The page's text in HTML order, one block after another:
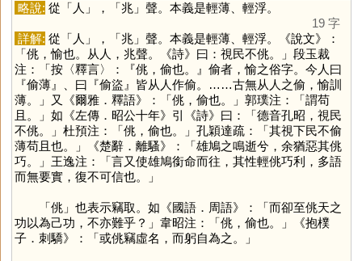
略說: 從「人 」，「兆」聲。本義是輕薄、輕浮。
19 字
詳解: 從「人 」，「兆」聲。本義是輕薄、輕浮。《說文》：
「佻，愉也。从人，兆聲。《詩》曰：視民不佻。」段玉裁
注：「按〈釋言〉：『佻，偷也。』偷者，愉之俗字。今人曰
『偷薄』、曰『偷盜』皆从人作偷。……古無从人之偷，愉訓
薄。」又《爾雅．釋語》：「佻，偷也。」郭璞注：「謂苟
且。」如《左傳．昭公十年》引《詩》曰：「德音孔昭，視民
不佻。」杜預注：「佻，偷也。」孔穎達疏：「其視下民不偷
薄苟且也。」《楚辭．離騷》：「雄鳩之鳴逝兮，余猶惡其佻
巧。」王逸注：「言又使雄鳩銜命而往，其性輕佻巧利，多語
而無要實，復不可信也。」
「佻」也表示竊取。如《國語．周語》：「而卻至佻天之
功以為己功，不亦難乎？」韋昭注：「佻，偷也。」《抱樸
子．刺驕》：「或佻竊虛名，而躬自為之。」